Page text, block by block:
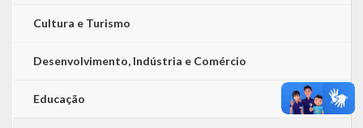
Cultura e Turismo
Desenvolvimento, Indústria e Comércio
Educação